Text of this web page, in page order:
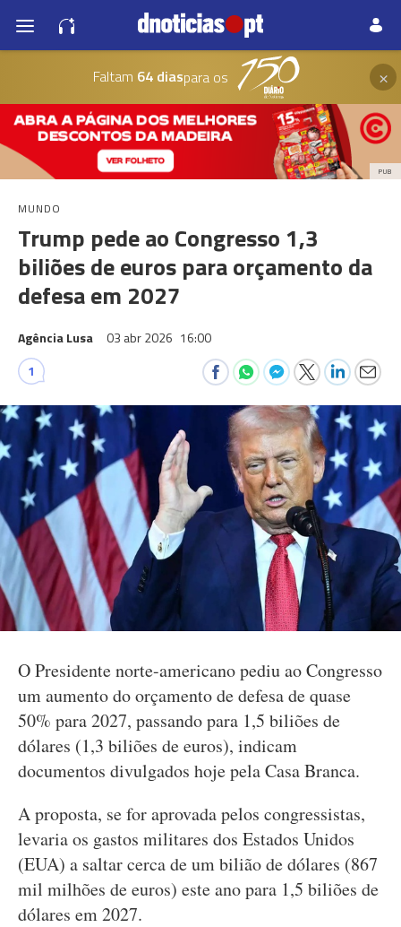
Faltam 64 diaspara os ×
PUB
MUNDO
Trump pede ao Congresso 1,3
biliões de euros para orçamento da
defesa em 2027
Agência Lusa 03 abr 2026 16:00
1
O Presidente norte-americano pediu ao Congresso
um aumento do orçamento de defesa de quase
50% para 2027, passando para 1,5 biliões de
dólares (1,3 biliões de euros), indicam
documentos divulgados hoje pela Casa Branca.
A proposta, se for aprovada pelos congressistas,
levaria os gastos militares dos Estados Unidos
(EUA) a saltar cerca de um bilião de dólares (867
mil milhões de euros) este ano para 1,5 biliões de
dólares em 2027.